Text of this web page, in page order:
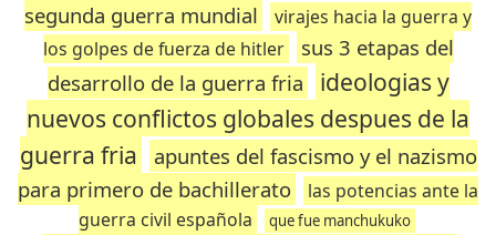
segunda guerra mundial
virajes hacia la guerra y
los golpes de fuerza de hitler
sus 3 etapas del
desarrollo de la guerra fria
ideologias y
nuevos conflictos globales despues de la
guerra fria
apuntes del fascismo y el nazismo
para primero de bachillerato
las potencias ante la
guerra civil española
que fue manchukuko